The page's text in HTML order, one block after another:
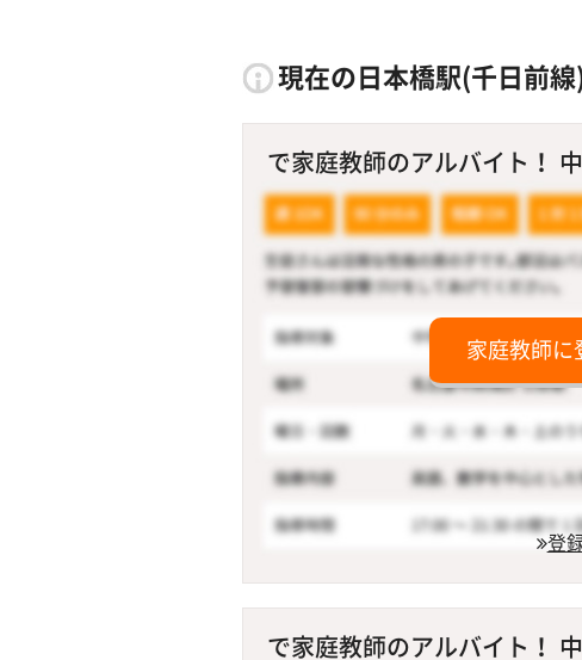
現在の日本橋駅(千日前
で家庭教師のアルバイト！
家庭教師に
登
で家庭教師のアルバイト！